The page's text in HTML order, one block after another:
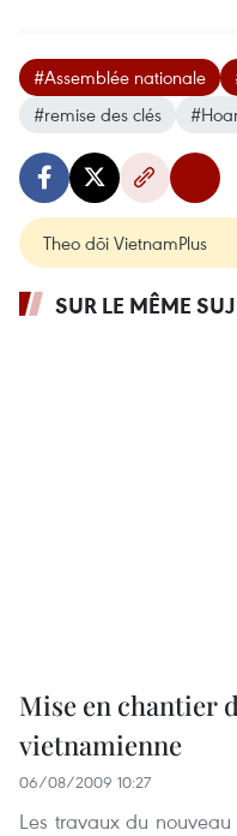
#Assemblée nationale
#remise des clés
Theo dõi VietnamPlus
SUR LE MÊME
Mise en chantier
vietnamienne
06/08/2009 10:27
Les travaux du